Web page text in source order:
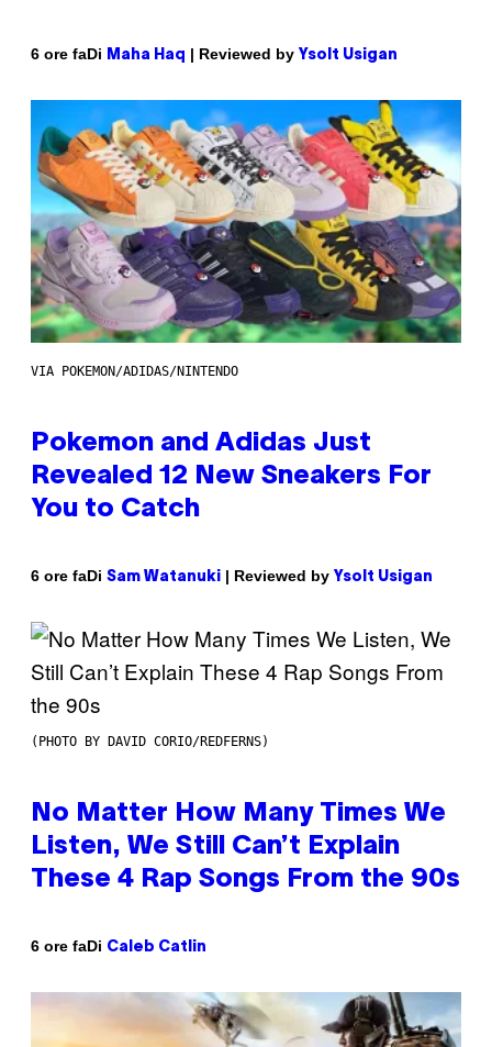
6 ore faDi Maha Haq | Reviewed by Ysolt Usigan
VIA POKEMON/ADIDAS/NINTENDO
Pokemon and Adidas Just
Revealed 12 New Sneakers For
You to Catch
6 ore faDi Sam Watanuki | Reviewed by Ysolt Usigan
(PHOTO BY DAVID CORIO/REDFERNS)
No Matter How Many Times We
Listen, We Still Can’t Explain
These 4 Rap Songs From the 90s
6 ore faDi Caleb Catlin